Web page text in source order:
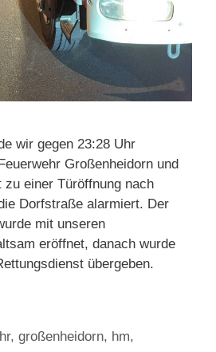
wir gegen 23:28 Uhr
Großenheidorn und
zu einer Türöffnung nach
Dorfstraße alarmiert. Der
mit unseren
eröffnet, danach wurde
übergeben.
,großenheidorn, hm,